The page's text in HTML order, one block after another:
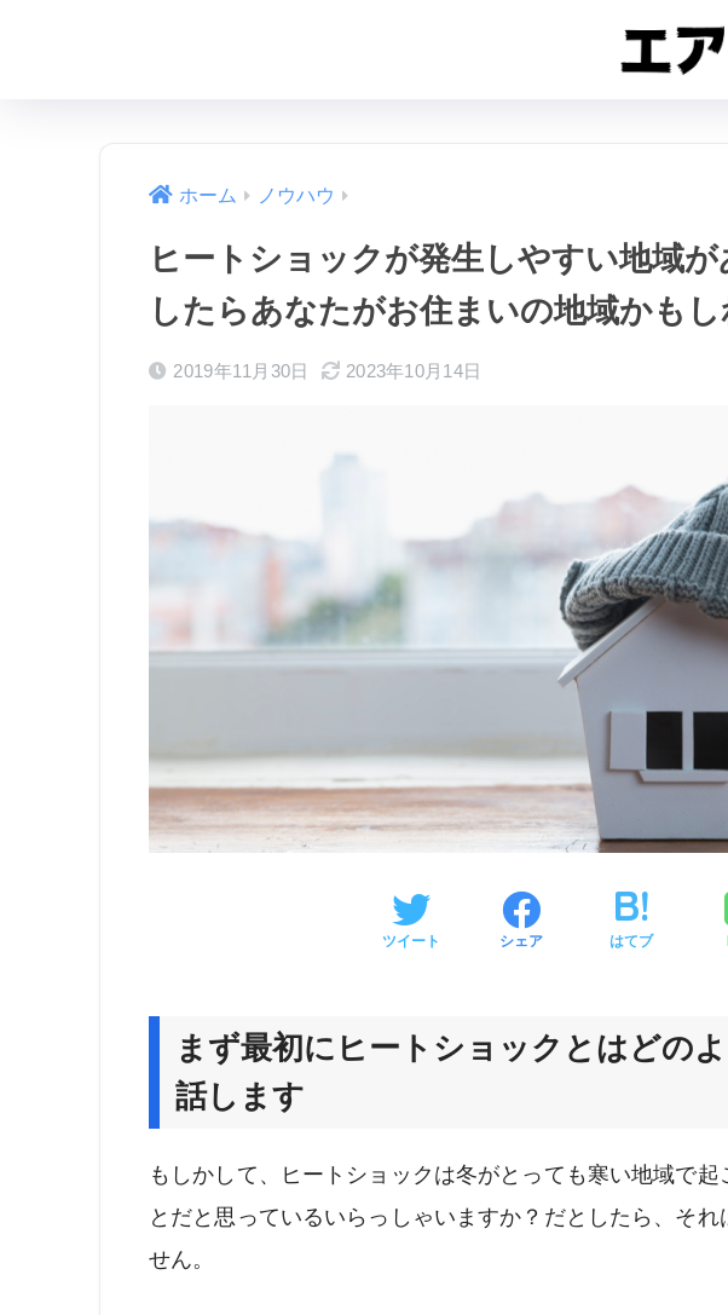
ホーム ノウハウ
ヒートショックが発生しやすい地域
したらあなたがお住まいの地域かも
2019年11月30日 2023年10月14日
ツイート シェア はてブ
まず最初にヒートショックとはどの
話します
もしかして、ヒートショックは冬がとっても寒い地域で起
とだと思っているいらっしゃいますか？だとしたら、そ
せん。